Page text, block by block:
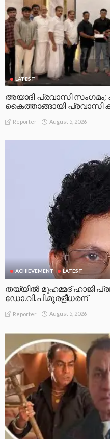
LATEST
അയാദി പ്രവാസി
കൈത്താങ്ങായി പ്രവാസി
Reporter August 5, 2026
ACHIEVEMENT LATEST
തയ്യിൽ മുഹമ്മദ് ഹാജി
ഡോ.വി.പി.മുരളീധരന്
Reporter August 5, 2026